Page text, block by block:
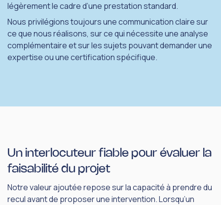
légèrement le cadre d’une prestation standard.
Nous privilégions toujours une communication claire sur
ce que nous réalisons, sur ce qui nécessite une analyse
complémentaire et sur les sujets pouvant demander une
expertise ou une certification spécifique.
Un interlocuteur fiable pour évaluer la
faisabilité du projet
Notre valeur ajoutée repose sur la capacité à prendre du
recul avant de proposer une intervention. Lorsqu’un